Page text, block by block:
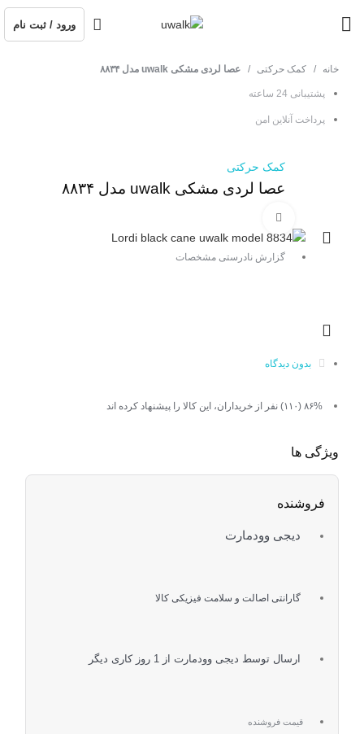
ورود / ثبت نام
خانه کمک حرکتی عصا لردی مشکی uwalk مدل ۸۸۳۴
پشتیبانی 24 ساعته
پرداخت آنلاین امن
کمک حرکتی
عصا لردی مشکی uwalk مدل ۸۸۳۴
گزارش نادرستی مشخصات
بدون دیدگاه
۸۶% (۱۱۰) نفر از خریداران، این کالا را پیشنهاد کرده اند
ویژگی ها
فروشنده
دیجی وودمارت
گارانتی اصالت و سلامت فیزیکی کالا
ارسال توسط دیجی وودمارت از 1 روز کاری دیگر
قیمت فروشنده